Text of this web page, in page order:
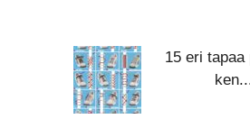
15 eri tapaa